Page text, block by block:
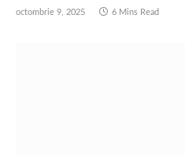
octombrie 9, 2025 6 Mins Read